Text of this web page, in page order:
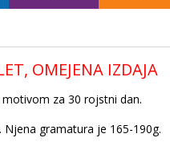
OMEJENA IZDAJA
za 30 rojstni dan.
gramatura je 165-190g.